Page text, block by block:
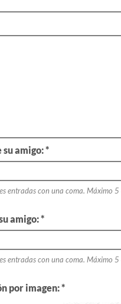
amigo: *
entradas con una coma. Máximo 5
amigo: *
entradas con una coma. Máximo 5
por imagen: *